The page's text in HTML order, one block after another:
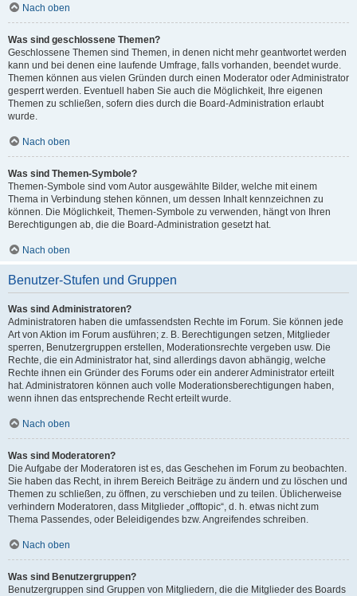
Nach oben
Was sind geschlossene Themen?
Geschlossene Themen sind Themen, in denen nicht mehr geantwortet werden
kann und bei denen eine laufende Umfrage, falls vorhanden, beendet wurde.
Themen können aus vielen Gründen durch einen Moderator oder Administrator
gesperrt werden. Eventuell haben Sie auch die Möglichkeit, Ihre eigenen
Themen zu schließen, sofern dies durch die Board-Administration erlaubt
wurde.
Nach oben
Was sind Themen-Symbole?
Themen-Symbole sind vom Autor ausgewählte Bilder, welche mit einem
Thema in Verbindung stehen können, um dessen Inhalt kennzeichnen zu
können. Die Möglichkeit, Themen-Symbole zu verwenden, hängt von Ihren
Berechtigungen ab, die die Board-Administration gesetzt hat.
Nach oben
Benutzer-Stufen und Gruppen
Was sind Administratoren?
Administratoren haben die umfassendsten Rechte im Forum. Sie können jede
Art von Aktion im Forum ausführen; z. B. Berechtigungen setzen, Mitglieder
sperren, Benutzergruppen erstellen, Moderationsrechte vergeben usw. Die
Rechte, die ein Administrator hat, sind allerdings davon abhängig, welche
Rechte ihnen ein Gründer des Forums oder ein anderer Administrator erteilt
hat. Administratoren können auch volle Moderationsberechtigungen haben,
wenn ihnen das entsprechende Recht erteilt wurde.
Nach oben
Was sind Moderatoren?
Die Aufgabe der Moderatoren ist es, das Geschehen im Forum zu beobachten.
Sie haben das Recht, in ihrem Bereich Beiträge zu ändern und zu löschen und
Themen zu schließen, zu öffnen, zu verschieben und zu teilen. Üblicherweise
verhindern Moderatoren, dass Mitglieder „offtopic“, d. h. etwas nicht zum
Thema Passendes, oder Beleidigendes bzw. Angreifendes schreiben.
Nach oben
Was sind Benutzergruppen?
Benutzergruppen sind Gruppen von Mitgliedern, die die Mitglieder des Boards